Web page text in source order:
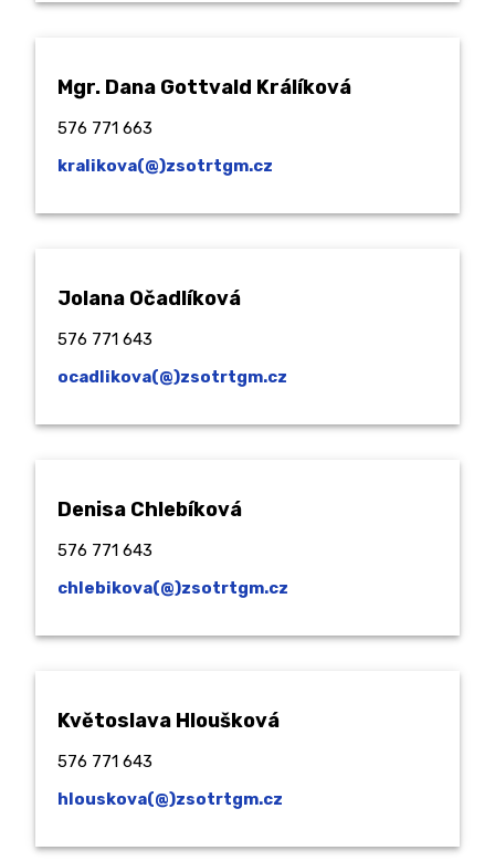
Mgr. Dana Gottvald Králíková
576 771 663
kralikova(@)zsotrtgm.cz
Jolana Očadlíková
576 771 643
ocadlikova(@)zsotrtgm.cz
Denisa Chlebíková
576 771 643
chlebikova(@)zsotrtgm.cz
Květoslava Hloušková
576 771 643
hlouskova(@)zsotrtgm.cz